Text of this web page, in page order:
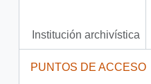
Institución archivística
PUNTOS DE ACCESO